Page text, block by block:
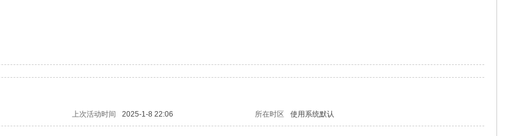
上次活动时间 2025-1-8 22:06 所在时区 使用系统默认